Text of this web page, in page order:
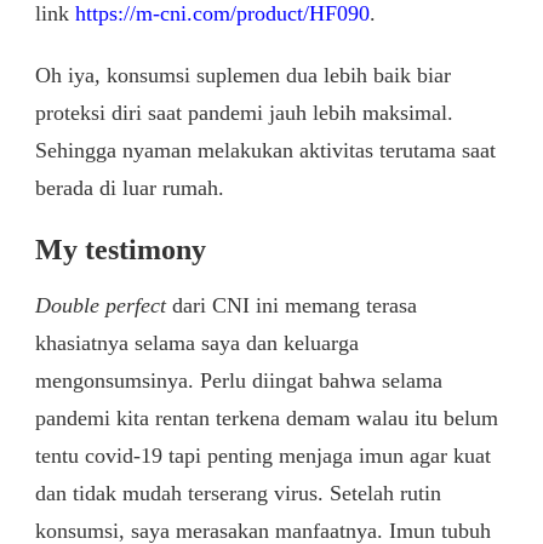
link https://m-cni.com/product/HF090.
Oh iya, konsumsi suplemen dua lebih baik biar
proteksi diri saat pandemi jauh lebih maksimal.
Sehingga nyaman melakukan aktivitas terutama saat
berada di luar rumah.
My testimony
Double perfectdari CNI ini memang terasa
khasiatnya selama saya dan keluarga
mengonsumsinya. Perlu diingat bahwa selama
pandemi kita rentan terkena demam walau itu belum
tentu covid-19 tapi penting menjaga imun agar kuat
dan tidak mudah terserang virus. Setelah rutin
konsumsi, saya merasakan manfaatnya. Imun tubuh